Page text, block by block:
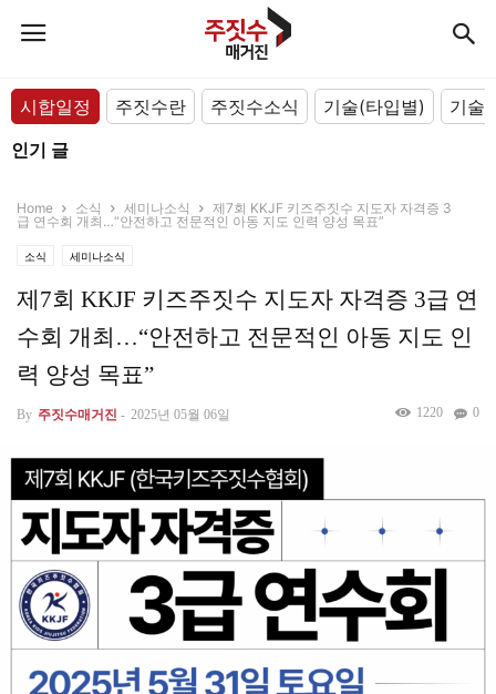
시합일정 주짓수란 주짓수소식 기술(타입별)
기술
인기 글
Home 소식 세미나소식
제7회 KKJF 키즈주짓수 지도자 자격증 3
급 연수회 개최…“안전하고 전문적인 아동 지도 인력 양성 목표”
소식 세미나소식
제7회 KKJF 키즈주짓수 지도자 자격증 3급 연
수회 개최…“안전하고 전문적인 아동 지도 인
력 양성 목표”
By 주짓수매거진 - 2025년 05월 06일 0
1220